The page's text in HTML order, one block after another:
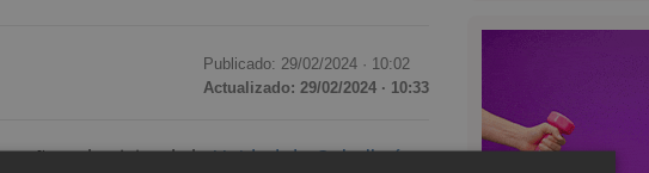
Publicado: 29/02/2024 · 10:02
Actualizado: 29/02/2024 · 10:33
la visita de laUnidad de Caballería